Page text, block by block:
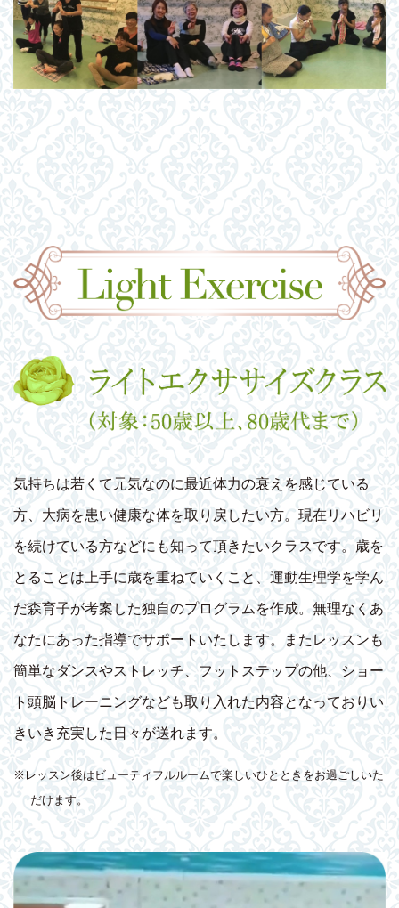
気持ちは若くて元気なのに最近体力の衰えを感じている
方、大病を患い健康な体を取り戻したい方。現在リハビリ
を続けている方などにも知って頂きたいクラスです。歳を
とることは上手に歳を重ねていくこと、運動生理学を学ん
だ森育子が考案した独自のプログラムを作成。無理なくあ
なたにあった指導でサポートいたします。またレッスンも
簡単なダンスやストレッチ、フットステップの他、ショー
ト頭脳トレーニングなども取り入れた内容となっておりい
きいき充実した日々が送れます。
※レッスン後はビューティフルルームで楽しいひとときをお過ごしいた
だけます。